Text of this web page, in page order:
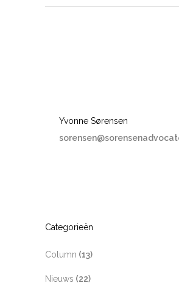
Yvonne Sørensen
Categorieën
Column (13)
Nieuws (22)